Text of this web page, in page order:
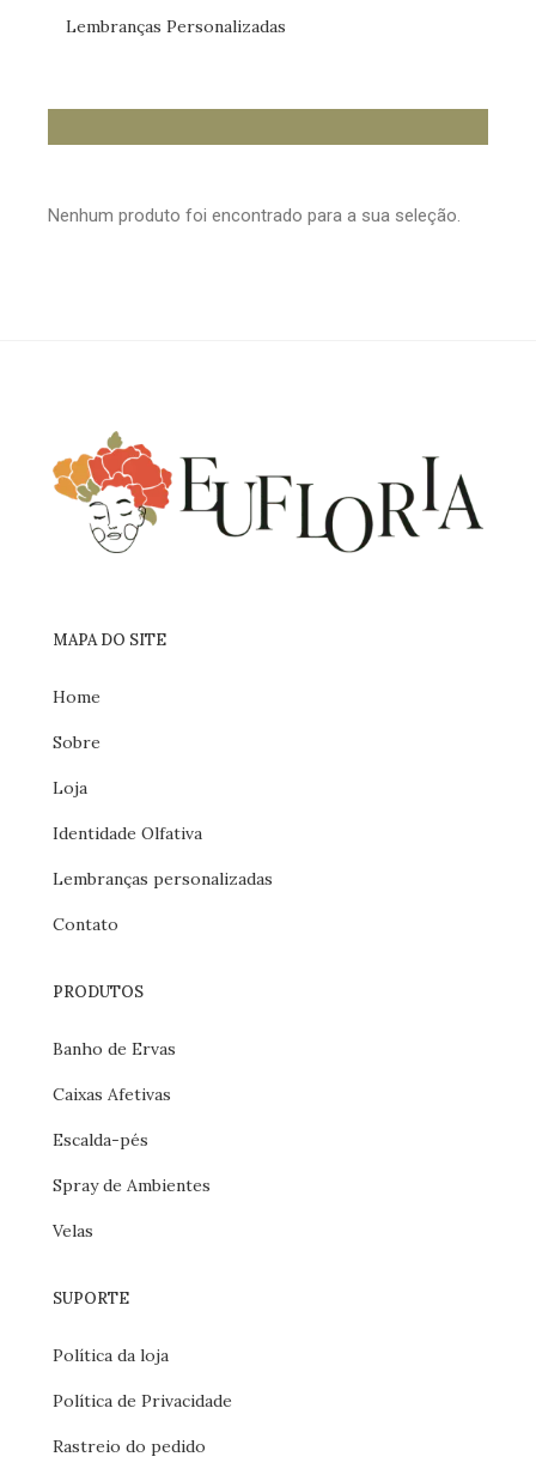
Lembranças Personalizadas
Nenhum produto foi encontrado para a sua seleção.
MAPA DO SITE
Home
Sobre
Loja
Identidade Olfativa
Lembranças personalizadas
Contato
PRODUTOS
Banho de Ervas
Caixas Afetivas
Escalda-pés
Spray de Ambientes
Velas
SUPORTE
Política da loja
Política de Privacidade
Rastreio do pedido